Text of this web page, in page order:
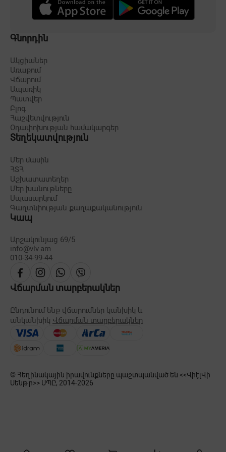
Գնորդին
Ակցիաներ
Առաքում
Վճարում
Ապառիկ
Պատվեր
Բլոգ
Հաշվետվություն
Օդափոխության համակարգեր
Տեղեկատվություն
Մեր մասին
ՀՏՀ
Աշխատատեղեր
Մեր խանութները
Սպասարկում
Գաղտնիության քաղաքականություն
Կապ
Արշակունյաց 69/5
info@vlv.am
010-34-99-44
Վճարման տարբերակներ
Ընդունում ենք վճարումներ կանխիկ և
անկանխիկ Վճարման տարբերակներ
© Հեղինակային իրավունքները պաշտպանված են <<ՎիէլՎի
Սենթր>> ՍՊԸ, 2014-2026